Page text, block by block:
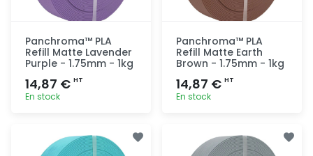
Panchroma™ PLA
Refill Matte Lavender
Purple - 1.75mm - 1kg
14,87 € HT
En stock
rapide
Panchroma™ PLA
Refill Matte Earth
Brown - 1.75mm - 1kg
14,87 € HT
En stock
rapide